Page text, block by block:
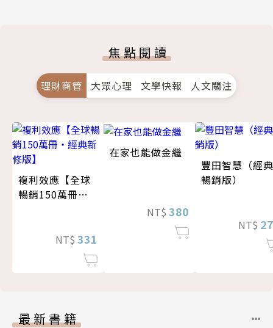
焦點閱讀
理財商管 大眾心理 文學快報 人文關注
複利效應【全球
暢銷150萬冊・
NT$ 331
在家也能做金繼
NT$ 380
豐田智慧（經典
暢銷版）
NT$
最新書籍